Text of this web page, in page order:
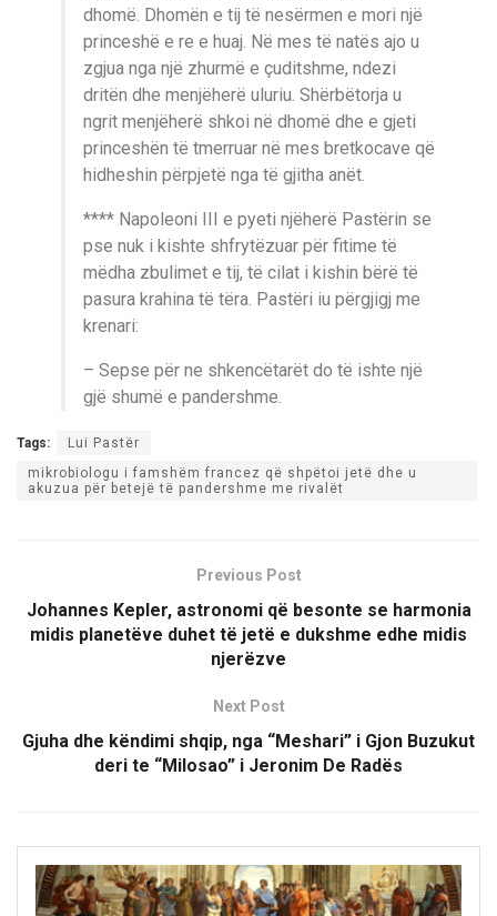
dhomë. Dhomën e tij të nesërmen e mori një
princeshë e re e huaj. Në mes të natës ajo u
zgjua nga një zhurmë e çuditshme, ndezi
dritën dhe menjëherë uluriu. Shërbëtorja u
ngrit menjëherë shkoi në dhomë dhe e gjeti
princeshën të tmerruar në mes bretkocave që
hidheshin përpjetë nga të gjitha anët.
**** Napoleoni III e pyeti njëherë Pastërin se
pse nuk i kishte shfrytëzuar për fitime të
mëdha zbulimet e tij, të cilat i kishin bërë të
pasura krahina të tëra. Pastëri iu përgjigj me
krenari:
– Sepse për ne shkencëtarët do të ishte një
gjë shumë e pandershme.
Tags:
Lui Pastër
mikrobiologu i famshëm francez që shpëtoi jetë dhe u
akuzua për betejë të pandershme me rivalët
Previous Post
Johannes Kepler, astronomi që besonte se harmonia
midis planetëve duhet të jetë e dukshme edhe midis
njerëzve
Next Post
Gjuha dhe këndimi shqip, nga “Meshari” i Gjon Buzukut
deri te “Milosao” i Jeronim De Radës